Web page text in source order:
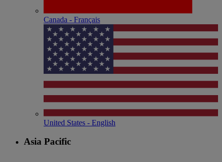
Canada - Français
United States - English
Asia Pacific